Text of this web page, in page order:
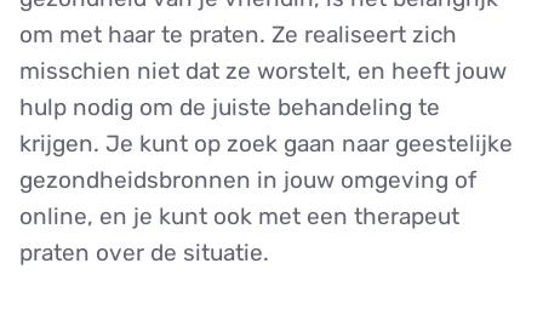
om met haar te praten. Ze realiseert zich
misschien niet dat ze worstelt, en heeft jouw
hulp nodig om de juiste behandeling te
krijgen. Je kunt op zoek gaan naar geestelijke
gezondheidsbronnen in jouw omgeving of
online, en je kunt ook met een therapeut
praten over de situatie.